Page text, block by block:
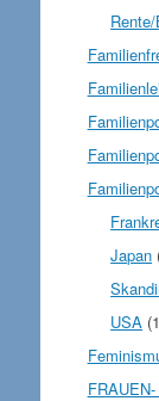
Japan
USA